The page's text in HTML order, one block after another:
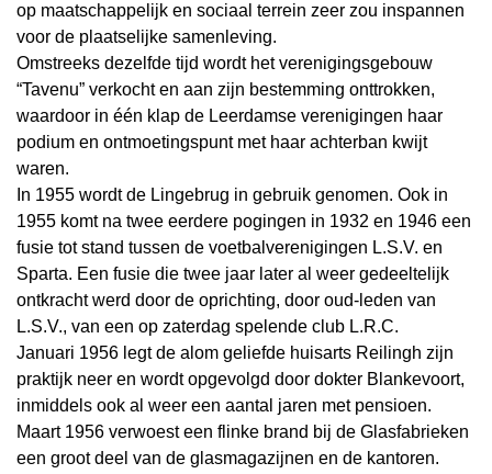
op maatschappelijk en sociaal terrein zeer zou inspannen
voor de plaatselijke samenleving.
Omstreeks dezelfde tijd wordt het verenigingsgebouw
“Tavenu” verkocht en aan zijn bestemming onttrokken,
waardoor in één klap de Leerdamse verenigingen haar
podium en ontmoetingspunt met haar achterban kwijt
waren.
In 1955 wordt de Lingebrug in gebruik genomen. Ook in
1955 komt na twee eerdere pogingen in 1932 en 1946 een
fusie tot stand tussen de voetbalverenigingen L.S.V. en
Sparta. Een fusie die twee jaar later al weer gedeeltelijk
ontkracht werd door de oprichting, door oud-leden van
L.S.V., van een op zaterdag spelende club L.R.C.
Januari 1956 legt de alom geliefde huisarts Reilingh zijn
praktijk neer en wordt opgevolgd door dokter Blankevoort,
inmiddels ook al weer een aantal jaren met pensioen.
Maart 1956 verwoest een flinke brand bij de Glasfabrieken
een groot deel van de glasmagazijnen en de kantoren.